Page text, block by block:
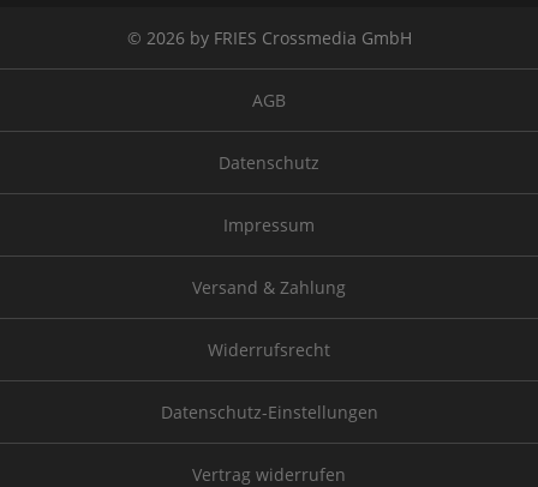
© 2026 by FRIES Crossmedia GmbH
AGB
Datenschutz
Impressum
Versand & Zahlung
Widerrufsrecht
Datenschutz-Einstellungen
Vertrag widerrufen